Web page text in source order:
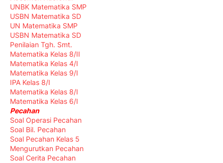
UNBK Matematika SMP
USBN Matematika SD
UN Matematika SMP
USBN Matematika SD
Penilaian Tgh. Smt.
Matematika Kelas 8/II
Matematika Kelas 4/I
Matematika Kelas 9/I
IPA Kelas 8/I
Matematika Kelas 8/I
Matematika Kelas 6/I
Pecahan
Soal Operasi Pecahan
Soal Bil. Pecahan
Soal Pecahan Kelas 5
Mengurutkan Pecahan
Soal Cerita Pecahan